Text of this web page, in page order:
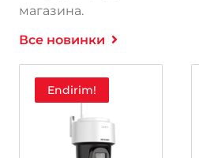
магазина.
Все новинки
Endirim!